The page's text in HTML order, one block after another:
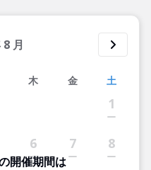
8 月
木 金 土
1
6 7 8
開催期間は